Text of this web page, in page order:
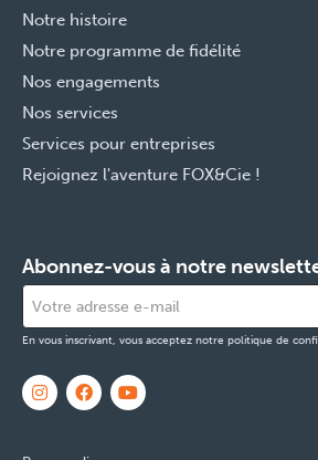
Notre histoire
Notre programme de fidélité
Nos engagements
Nos services
Services pour entreprises
Rejoignez l'aventure FOX&Cie !
Abonnez-vous à notre
En vous inscrivant, vous acceptez notre politique de